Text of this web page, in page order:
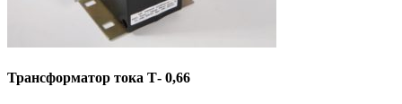
Трансформатор тока Т- 0,66